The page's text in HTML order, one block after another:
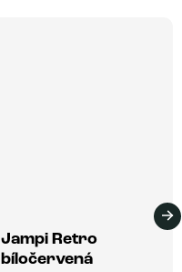
Jampi Retro
bíločervená